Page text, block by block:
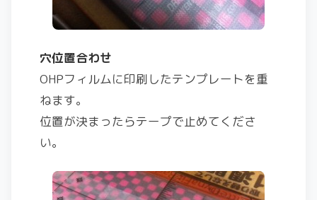
穴位置合わせ
OHPフィルムに印刷したテンプレートを重
ねます。
位置が決まったらテープで止めてくださ
い。